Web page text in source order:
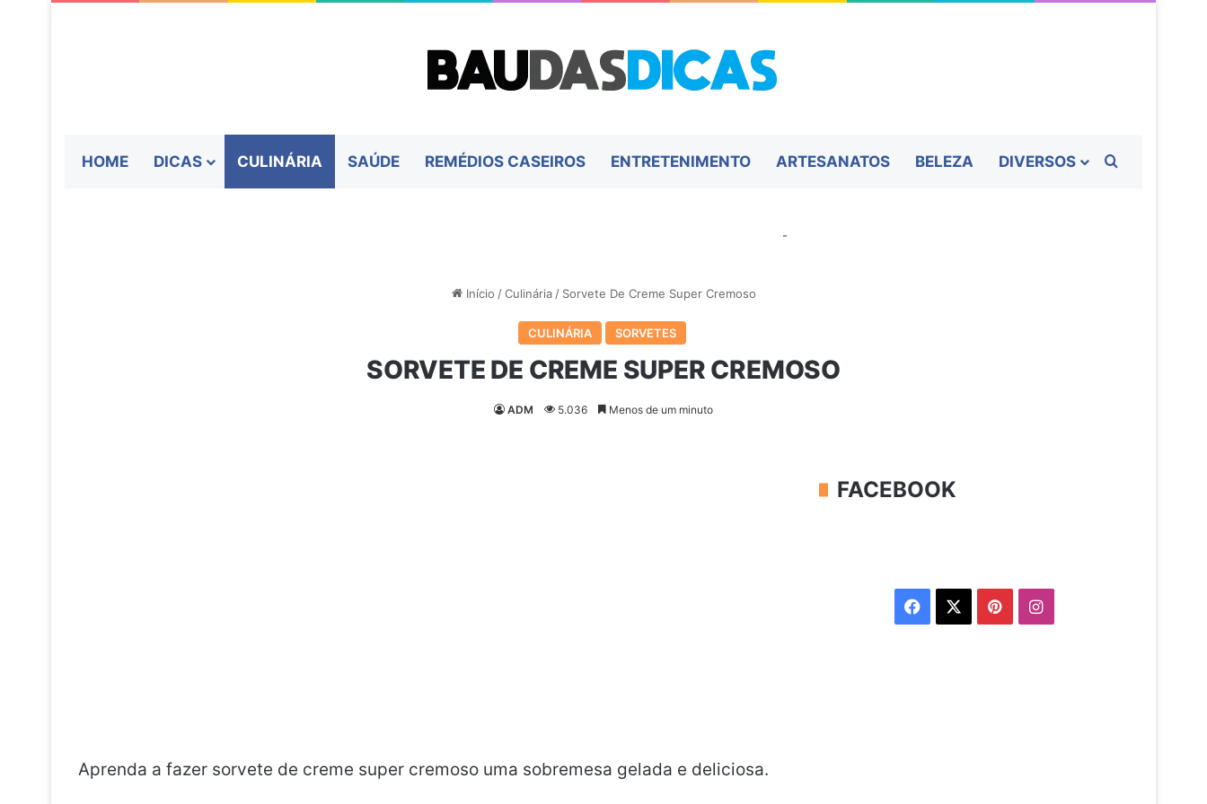
HOME DICAS CULINÁRIA SAÚDE REMÉDIOS CASEIROS ENTRETENIMENTO ARTESANATOS BELEZA DIVERSOS
-
Início / Culinária / Sorvete De Creme Super Cremoso
CULINÁRIA SORVETES
SORVETE DE CREME SUPER CREMOSO
ADM 5.036 Menos de um minuto
Aprenda a fazer sorvete de creme super cremoso uma sobremesa gelada e deliciosa.
FACEBOOK
Facebook PinterestInstagram